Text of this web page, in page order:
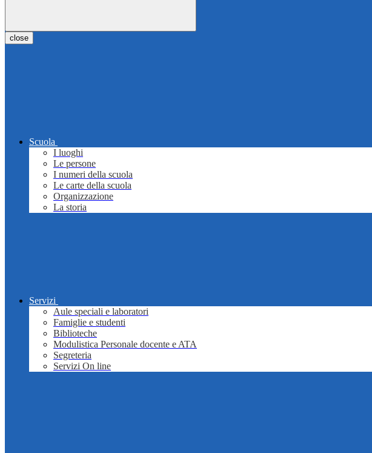
close
Scuola
I luoghi
Le persone
I numeri della scuola
Le carte della scuola
Organizzazione
La storia
Servizi
Aule speciali e laboratori
Famiglie e studenti
Biblioteche
Modulistica Personale docente e ATA
Segreteria
Servizi On line